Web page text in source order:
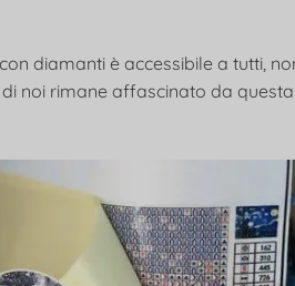
diamanti è accessibile a tutti,
noi rimane affascinato da